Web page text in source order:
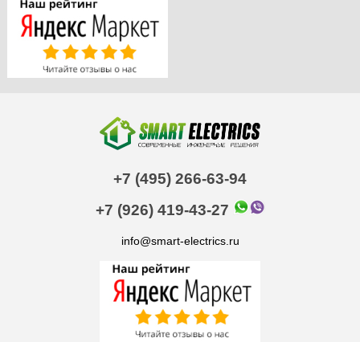
+7 (495) 266-63-94
+7 (926) 419-43-27
info@smart-electrics.ru